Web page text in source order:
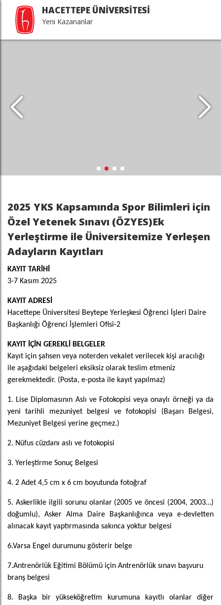
HACETTEPE ÜNİVERSİTESİ
Yeni Kazananlar
2025 YKS Kapsamında Spor Bilimleri için
Özel Yetenek Sınavı (ÖZYES)Ek
Yerleştirme ile Üniversitemize Yerleşen
Adayların Kayıtları
KAYIT TARİHİ
3-7 Kasım 2025
KAYIT ADRESİ
Hacettepe Üniversitesi Beytepe Yerleşkesi Öğrenci İşleri Daire
Başkanlığı Öğrenci İşlemleri Ofisi-2
KAYIT İÇİN GEREKLİ BELGELER
Kayıt için şahsen veya noterden vekalet verilecek kişi aracılığı
ile aşağıdaki belgeleri eksiksiz olarak teslim etmeniz
gerekmektedir. (Posta, e-posta ile kayıt yapılmaz)
1. Lise Diplomasının Aslı ve Fotokopisiveya onaylı örneği ya da
yeni tarihli mezuniyet belgesi ve fotokopisi (Başarı Belgesi,
Mezuniyet Belgesi yerine geçmez.)
2. Nüfus cüzdanı aslı ve fotokopisi
3. Yerleştirme Sonuç Belgesi
4. 2 Adet 4,5 cm x 6 cm boyutunda fotoğraf
5. Askerlikle ilgili sorunu olanlar(2005 ve öncesi (2004, 2003…)
doğumlu), Asker Alma Daire Başkanlığınca veya e-devletten
alınacak kayıt yaptırmasında sakınca yoktur belgesi
6.Varsa Engel durumunu gösterir belge
7.Antrenörlük Eğitimi Bölümü için Antrenörlük sınavı başvuru
branş belgesi
8. Başka bir yükseköğretim kurumuna kayıtlı olanlar diğer